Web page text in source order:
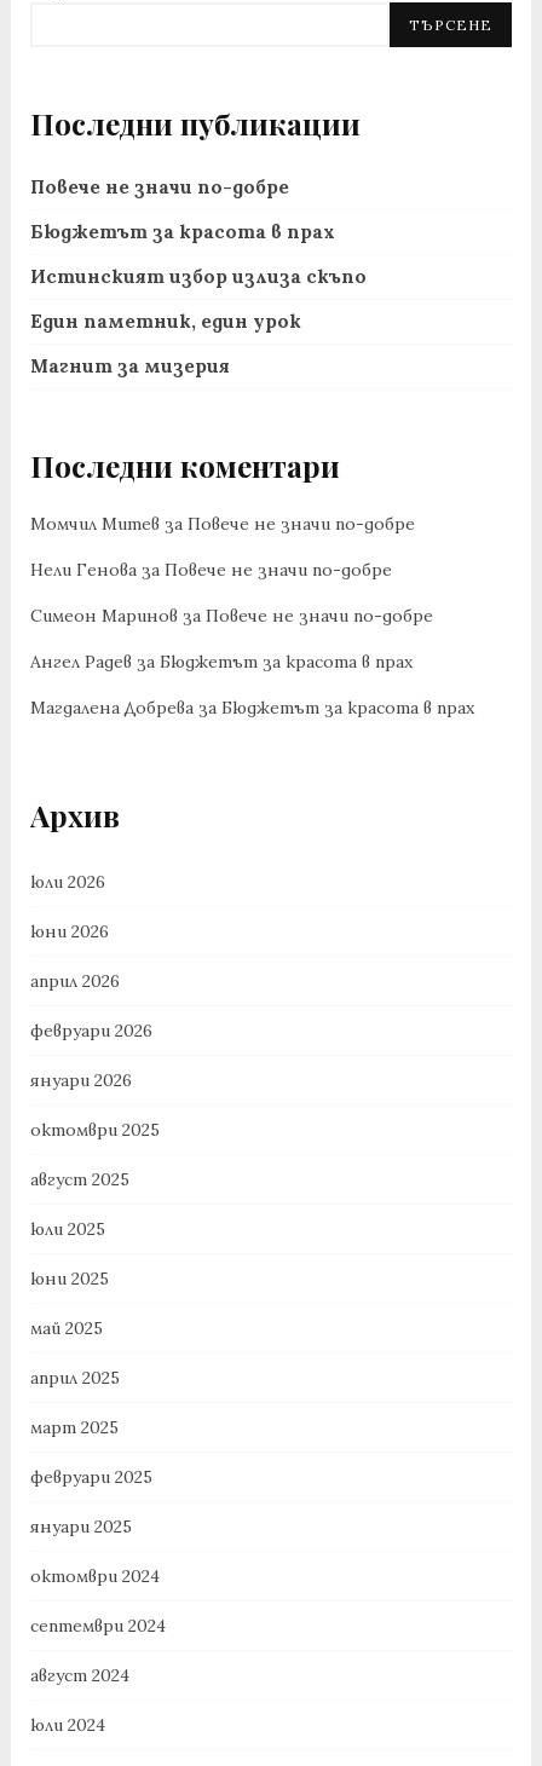
ТЪРСЕНЕ
Последни публикации
Повече не значи по-добре
Бюджетът за красота в прах
Истинският избор излиза скъпо
Един паметник, един урок
Магнит за мизерия
Последни коментари
Момчил Митев за Повече не значи по-добре
Нели Генова за Повече не значи по-добре
Симеон Маринов за Повече не значи по-добре
Ангел Радев за Бюджетът за красота в прах
Магдалена Добрева за Бюджетът за красота в прах
Архив
юли 2026
юни 2026
април 2026
февруари 2026
януари 2026
октомври 2025
август 2025
юли 2025
юни 2025
май 2025
април 2025
март 2025
февруари 2025
януари 2025
октомври 2024
септември 2024
август 2024
юли 2024